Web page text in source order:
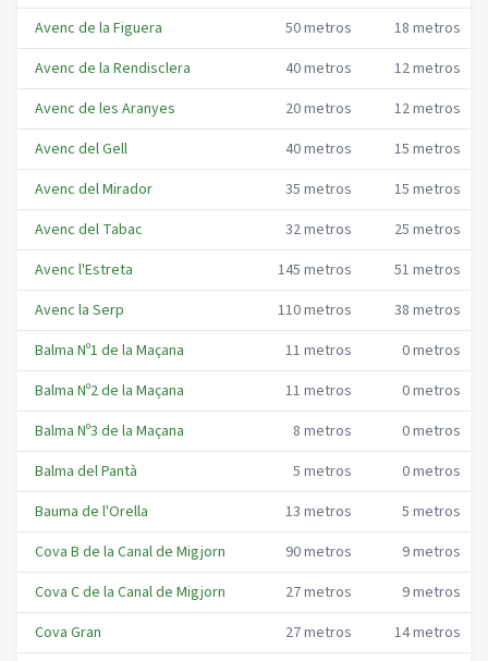
Avenc de la Figuera
50metros 18 metros
Avenc de la Rendisclera
40metros 12metros
Avenc de les Aranyes
20metros 12metros
Avenc del Gell
40metros 15 metros
Avenc del Mirador
35 metros 15 metros
Avenc del Tabac
32metros 25 metros
Avenc l'Estreta
145 metros 51 metros
Avenc la Serp
110metros 38 metros
Balma Nº1 de la Maçana
11 metros 0metros
Balma Nº2 de la Maçana
11 metros 0metros
Balma Nº3 de la Maçana
8 metros 0metros
Balma del Pantà
5 metros 0metros
Bauma de l'Orella
13 metros 5 metros
Cova B de la Canal de Migjorn
90metros 9metros
Cova C de la Canal de Migjorn
27metros 9metros
Cova Gran
27metros 14metros